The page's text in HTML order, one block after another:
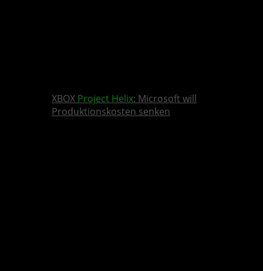
XBOX Project Helix: Microsoft will
Produktionskosten senken